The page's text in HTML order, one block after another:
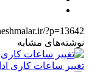
?p=13642
نوشته‌های مشابه
تغییر ساعات کاری